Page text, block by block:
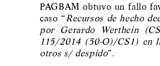
PAGBAM obtuvo un fallo
caso “Recursos de hecho
por Gerardo Werthein
115/2014 (50-O)/CS1) en
otros s/ despido”.